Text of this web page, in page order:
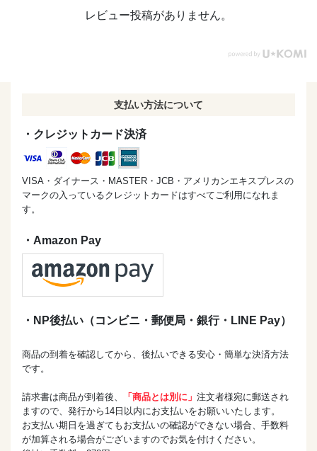
レビュー投稿がありません。
支払い方法について
・クレジットカード決済
VISA・ダイナース・MASTER・JCB・アメリカンエキスプレスの
マークの入っているクレジットカードはすべてご利用になれま
す。
・Amazon Pay
・NP後払い（コンビニ・郵便局・銀行・LINE Pay）
商品の到着を確認してから、後払いできる安心・簡単な決済方法
です。
請求書は商品が到着後、 「商品とは別に」 注文者様宛に郵送され
ますので、発行から14日以内にお支払いをお願いいたします。
お支払い期日を過ぎてもお支払いの確認ができない場合、手数料
が加算される場合がございますのでお気を付けください。